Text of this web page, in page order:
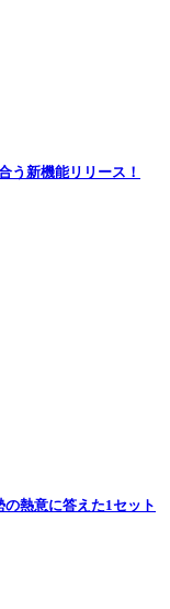
う新機能リリース！
の熱意に答えた1セット